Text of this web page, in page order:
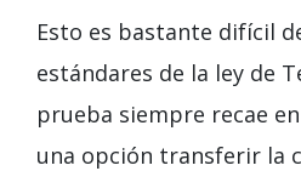
Esto es bastante difícil
estándares de la ley de
prueba siempre recae
una opción transferir la